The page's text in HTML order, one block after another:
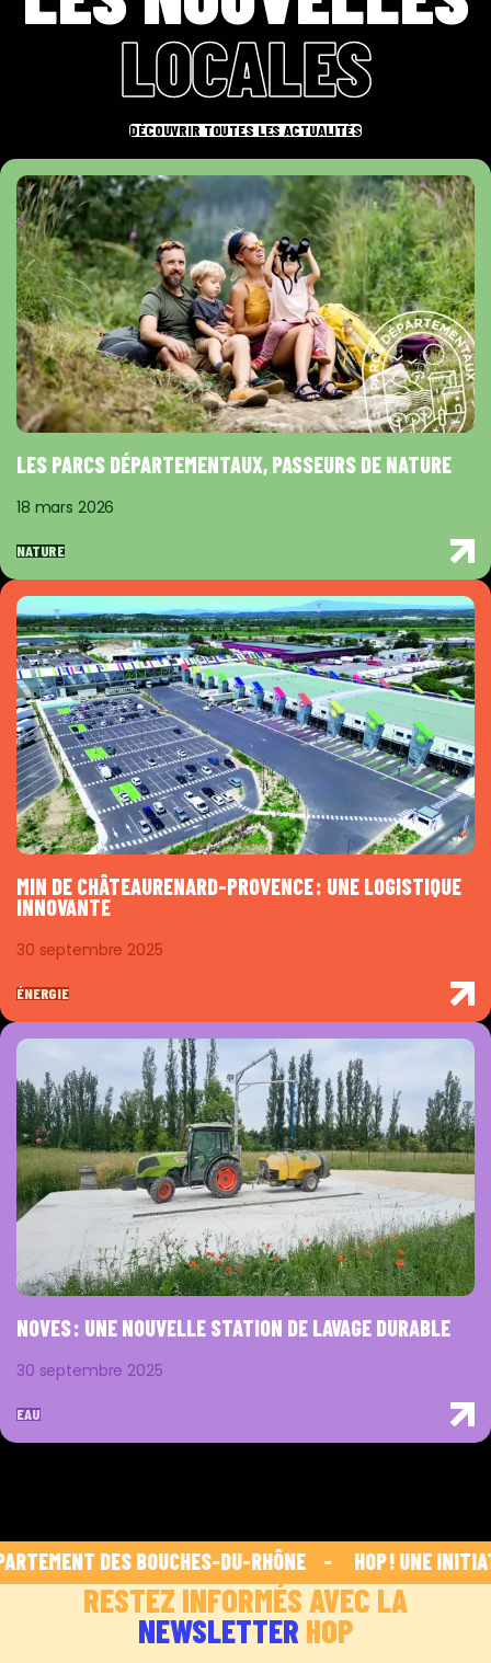
LOCALES
DÉCOUVRIR TOUTES LES ACTUALITÉS
LES PARCS DÉPARTEMENTAUX, PASSEURS DE NATURE
18 mars 2026
NATURE
MIN DE CHÂTEAURENARD-PROVENCE : UNE LOGISTIQUE
INNOVANTE
30 septembre 2025
ÉNERGIE
NOVES : UNE NOUVELLE STATION DE LAVAGE DURABLE
30 septembre 2025
EAU
DES BOUCHES-DU-RHÔNE    - HOP ! UNE
RESTEZ INFORMÉS AVEC LA
NEWSLETTER HOP